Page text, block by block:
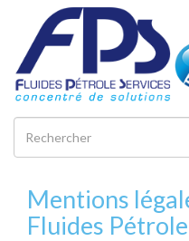
contenu
principal
Rechercher
Mentions
Fluides